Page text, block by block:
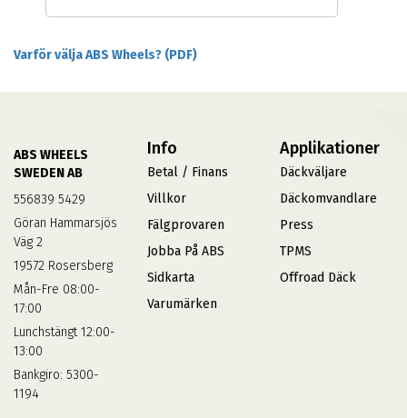
Varför välja ABS Wheels? (PDF)
ABS WHEELS
SWEDEN AB
556839 5429
Göran Hammarsjös
Väg 2
19572 Rosersberg
Mån-Fre 08:00-
17:00
Lunchstängt 12:00-
13:00
Bankgiro: 5300-
1194
Info
Betal / Finans
Villkor
Fälgprovaren
Jobba På ABS
Sidkarta
Varumärken
Applikationer
Däckväljare
Däckomvandlare
Press
TPMS
Offroad Däck